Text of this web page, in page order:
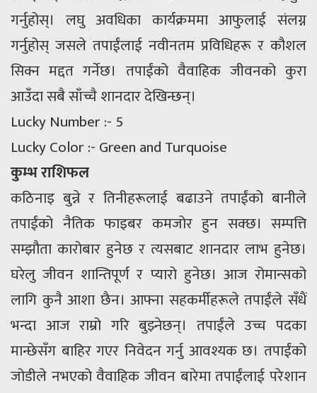
गर्नुहोस्। लघु अवधिका कार्यक्रममा आफुलाई संलग्न
गर्नुहोस् जसले तपाईंलाई नवीनतम प्रविधिहरू र कौशल
सिक्न मद्दत गर्नेछ। तपाईंको वैवाहिक जीवनको कुरा
आउँदा सबै साँच्चै शानदार देखिन्छन्।
Lucky Number :- 5
Lucky Color :- Green and Turquoise
कुम्भ राशिफल
कठिनाइ बुन्ने र तिनीहरूलाई बढाउने तपाईंको बानीले
तपाईंको नैतिक फाइबर कमजोर हुन सक्छ। सम्पत्ति
सम्झौता कारोबार हुनेछ र त्यसबाट शानदार लाभ हुनेछ।
घरेलु जीवन शान्तिपूर्ण र प्यारो हुनेछ। आज रोमान्सको
लागि कुनै आशा छैन। आफ्ना सहकर्मीहरूले तपाईंले सँधैं
भन्दा आज राम्रो गरि बुझ्नेछन्। तपाईंले उच्च पदका
मान्छेसँग बाहिर गएर निवेदन गर्नु आवश्यक छ। तपाईंको
जोडीले नभएको वैवाहिक जीवन बारेमा तपाईंलाई परेशान